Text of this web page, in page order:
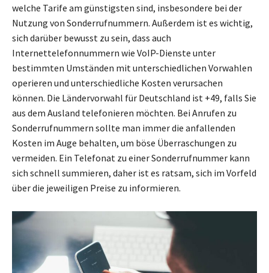
welche Tarife am günstigsten sind, insbesondere bei der
Nutzung von Sonderrufnummern. Außerdem ist es wichtig,
sich darüber bewusst zu sein, dass auch
Internettelefonnummern wie VoIP-Dienste unter
bestimmten Umständen mit unterschiedlichen Vorwahlen
operieren und unterschiedliche Kosten verursachen
können. Die Ländervorwahl für Deutschland ist +49, falls Sie
aus dem Ausland telefonieren möchten. Bei Anrufen zu
Sonderrufnummern sollte man immer die anfallenden
Kosten im Auge behalten, um böse Überraschungen zu
vermeiden. Ein Telefonat zu einer Sonderrufnummer kann
sich schnell summieren, daher ist es ratsam, sich im Vorfeld
über die jeweiligen Preise zu informieren.